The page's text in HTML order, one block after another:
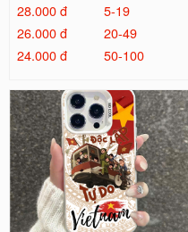
28.000 đ
5-19
26.000 đ
20-49
24.000 đ
50-100